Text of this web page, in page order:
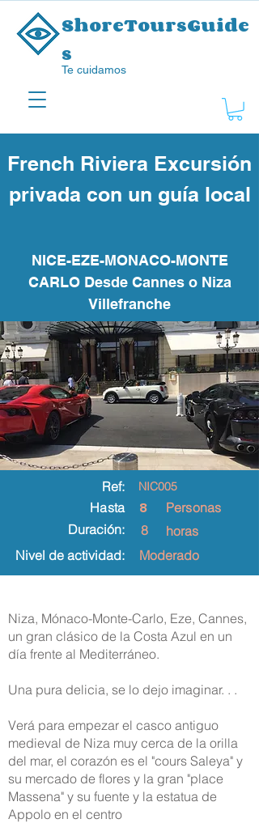
ShoreToursGuide
s
Te cuidamos
French Riviera Excursión
privada con un guía local
NICE-EZE-MONACO-MONTE
CARLO Desde Cannes o Niza
Villefranche
Ref:
Hasta
Duración:
Nivel de actividad:
NIC005
8
8
Personas
horas
Moderado
Niza, Mónaco-Monte-Carlo, Eze, Cannes,
un gran clásico de la Costa Azul en un
día frente al Mediterráneo.
Una pura delicia, se lo dejo imaginar. . .
Verá para empezar el casco antiguo
medieval de Niza muy cerca de la orilla
del mar, el corazón es el "cours Saleya" y
su mercado de flores y la gran "place
Massena" y su fuente y la estatua de
Appolo en el centro